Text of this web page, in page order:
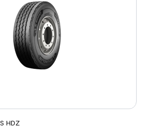
HDZ